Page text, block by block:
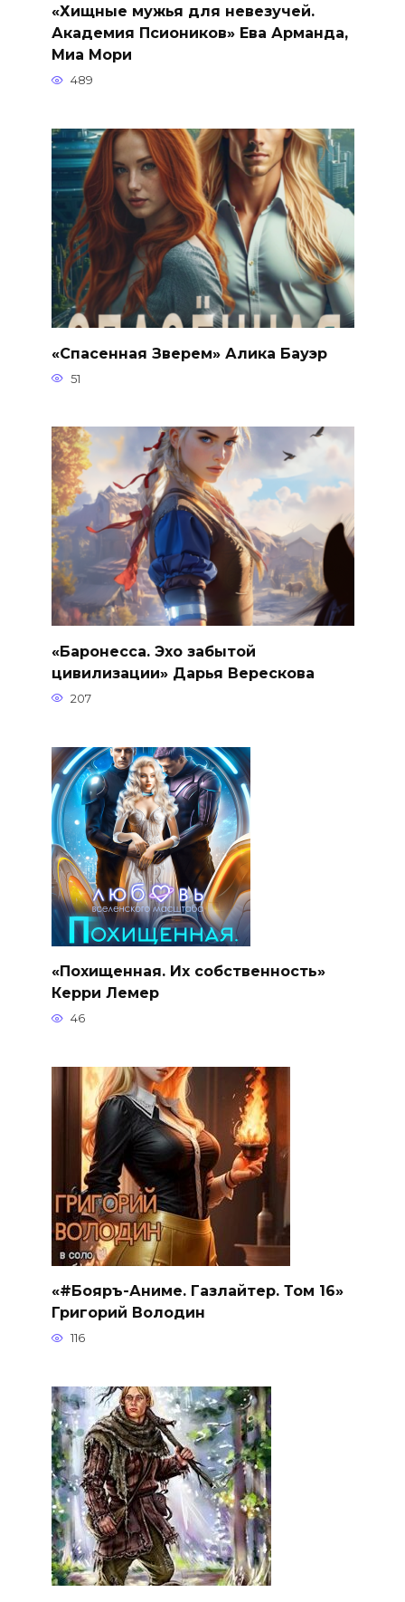
«Хищные мужья для невезучей.
Академия Псиоников» Ева Арманда,
Миа Мори
489
«Спасенная Зверем» Алика Бауэр
51
«Баронесса. Эхо забытой
цивилизации» Дарья Верескова
207
«Похищенная. Их собственность»
Керри Лемер
46
«#Бояръ-Аниме. Газлайтер. Том 16»
Григорий Володин
116